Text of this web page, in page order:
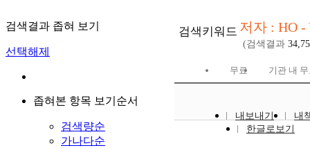
검색결과 좁혀 보기
선택해제
좁혀본 항목 보기순서
검색량순
가나다순
검색키워드 저자 : HO -
(검색결과
무료 기관 내
내보내기
내
한글로보기